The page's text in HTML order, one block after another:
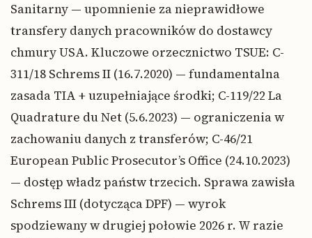
Sanitarny — upomnienie za nieprawidłowe
transfery danych pracowników do dostawcy
chmury USA. Kluczowe orzecznictwo TSUE: C-
311/18 Schrems II (16.7.2020) — fundamentalna
zasada TIA + uzupełniające środki; C-119/22 La
Quadrature du Net (5.6.2023) — ograniczenia w
zachowaniu danych z transferów; C-46/21
European Public Prosecutor’s Office (24.10.2023)
— dostęp władz państw trzecich. Sprawa zawisła
Schrems III (dotycząca DPF) — wyrok
spodziewany w drugiej połowie 2026 r. W razie